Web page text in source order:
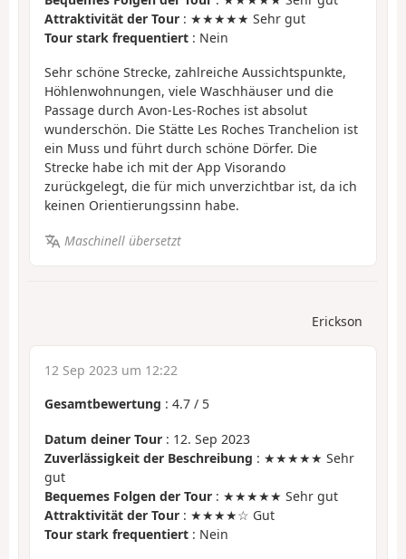
Attraktivität der Tour : ★★★★★ Sehr gut
Tour stark frequentiert : Nein
Sehr schöne Strecke, zahlreiche Aussichtspunkte,
Höhlenwohnungen, viele Waschhäuser und die
Passage durch Avon-Les-Roches ist absolut
wunderschön. Die Stätte Les Roches Tranchelion ist
ein Muss und führt durch schöne Dörfer. Die
Strecke habe ich mit der App Visorando
zurückgelegt, die für mich unverzichtbar ist, da ich
keinen Orientierungssinn habe.
Maschinell übersetzt
Erickson
12 Sep 2023 um 12:22
Gesamtbewertung : 4.7 / 5
Datum deiner Tour : 12. Sep 2023
Zuverlässigkeit der Beschreibung : ★★★★★ Sehr
gut
Bequemes Folgen der Tour : ★★★★★ Sehr gut
Attraktivität der Tour : ★★★★☆ Gut
Tour stark frequentiert : Nein